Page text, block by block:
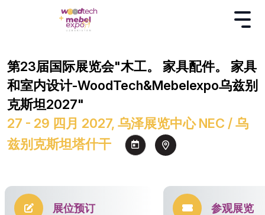
第23届国际展览会"木工。 家具配件。 家具
和室内设计-WoodTech&Mebelexpo乌兹别
克斯坦2027"
27 - 29 四月 2027, 乌泽展览中心 NEC / 乌
兹别克斯坦塔什干
展位预订 参观展览